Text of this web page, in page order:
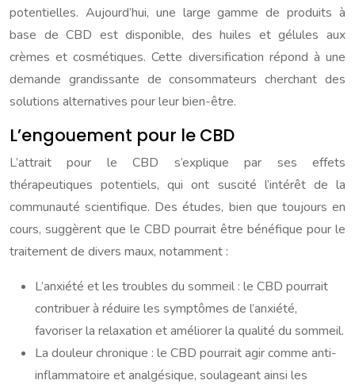
potentielles. Aujourd’hui, une large gamme de produits à
base de CBD est disponible, des huiles et gélules aux
crèmes et cosmétiques. Cette diversification répond à une
demande grandissante de consommateurs cherchant des
solutions alternatives pour leur bien-être.
L’engouement pour le CBD
L’attrait pour le CBD s’explique par ses effets
thérapeutiques potentiels, qui ont suscité l’intérêt de la
communauté scientifique. Des études, bien que toujours en
cours, suggèrent que le CBD pourrait être bénéfique pour le
traitement de divers maux, notamment :
L’anxiété et les troubles du sommeil : le CBD pourrait
contribuer à réduire les symptômes de l’anxiété,
favoriser la relaxation et améliorer la qualité du sommeil.
La douleur chronique : le CBD pourrait agir comme anti-
inflammatoire et analgésique, soulageant ainsi les